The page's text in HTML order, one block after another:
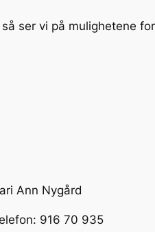
ser vi på mulighetene
Ann Nygård
916 70 935